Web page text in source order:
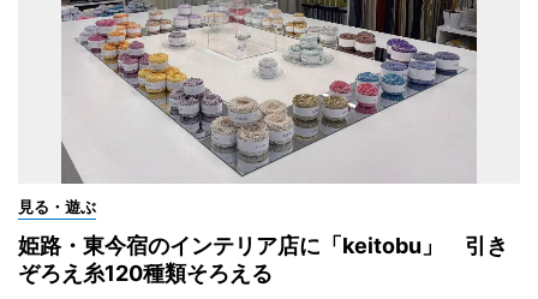
見る・遊ぶ
姫路・東今宿のインテリア店に「keitobu」 引き
ぞろえ糸120種類そろえる